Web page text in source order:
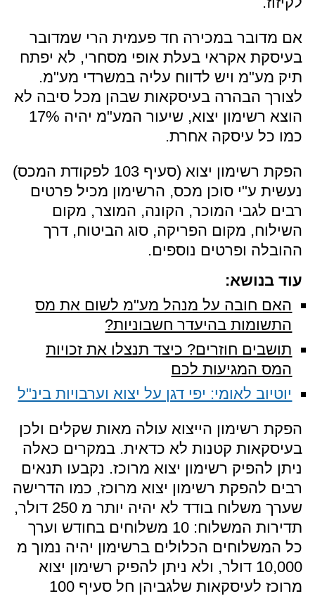
אם מדובר במכירה חד פעמית הרי שמדובר
בעיסקת אקראי בעלת אופי מסחרי, לא יפתח
תיק מע"מ ויש לדווח עליה במשרדי מע"מ.
לצורך הבהרה בעיסקאות שבהן מכל סיבה לא
הוצא רשימון יצוא, שיעור המע"מ יהיה 17%
כמו כל עיסקה אחרת.
הפקת רשימון יצוא (סעיף 103 לפקודת המכס)
נעשית ע"י סוכן מכס, הרשימון מכיל פרטים
רבים לגבי המוכר, הקונה, המוצר, מקום
השילוח, מקום הפריקה, סוג הביטוח, דרך
ההובלה ופרטים נוספים.
עוד בנושא:
האם חובה על מנהל מע"מ לשום את מס
התשומות בהיעדר חשבוניות?
תושבים חוזרים? כיצד תנצלו את זכויות
המס המגיעות לכם
יוטיוב לאומי: יפי דגן על יצוא וערבויות בינ"ל
הפקת רשימון הייצוא עולה מאות שקלים ולכן
בעיסקאות קטנות לא כדאית. במקרים כאלה
ניתן להפיק רשימון יצוא מרוכז. נקבעו תנאים
רבים להפקת רשימון יצוא מרוכז, כמו הדרישה
שערך משלוח בודד לא יהיה יותר מ 250 דולר,
תדירות המשלוח: 10 משלוחים בחודש וערך
כל המשלוחים הכלולים ברשימון יהיה נמוך מ
10,000 דולר, ולא ניתן להפיק רשימון יצוא
מרוכז לעיסקאות שלגביהן חל סעיף 100